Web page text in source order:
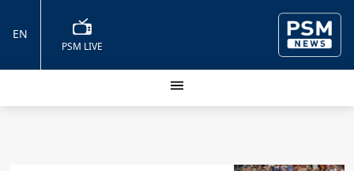
PSM LIVE
EN